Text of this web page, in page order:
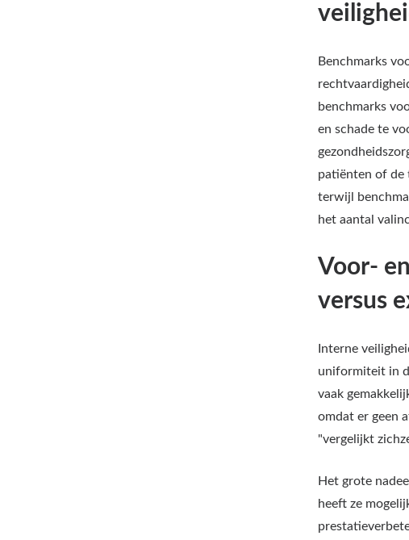
Benchmarks
benchmarks
en schade te
patiënten of de
terwijl
het aantal
Voor-
versus
Interne
uniformiteit in
vaak
omdat er geen
"vergelijkt
Het grote
heeft ze